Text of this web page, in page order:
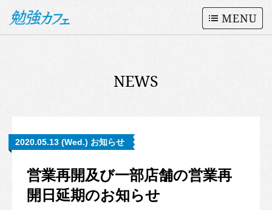
NEWS
2020.05.13 (Wed.) お知らせ
営業再開及び一部店舗の営業再
開日延期のお知らせ